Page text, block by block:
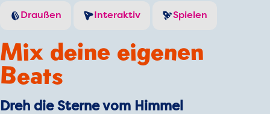
Mix deine eigenen
Beats
Draußen Interaktiv Spielen
Dreh die Sterne vom Himmel